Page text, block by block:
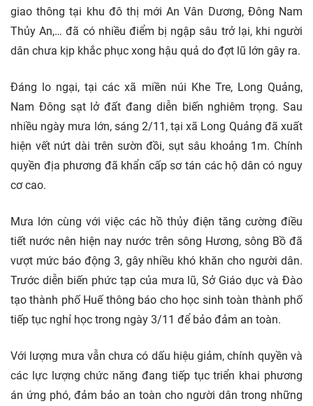
giao thông tại khu đô thị mới An Vân Dương, Đông Nam
Thủy An,… đã có nhiều điểm bị ngập sâu trở lại, khi người
dân chưa kịp khắc phục xong hậu quả do đợt lũ lớn gây ra.
Đáng lo ngại, tại các xã miền núi Khe Tre, Long Quảng,
Nam Đông sạt lở đất đang diễn biến nghiêm trọng. Sau
nhiều ngày mưa lớn, sáng 2/11, tại xã Long Quảng đã xuất
hiện vết nứt dài trên sườn đồi, sụt sâu khoảng 1m. Chính
quyền địa phương đã khẩn cấp sơ tán các hộ dân có nguy
cơ cao.
Mưa lớn cùng với việc các hồ thủy điện tăng cường điều
tiết nước nên hiện nay nước trên sông Hương, sông Bồ đã
vượt mức báo động 3, gây nhiều khó khăn cho người dân.
Trước diễn biến phức tạp của mưa lũ, Sở Giáo dục và Đào
tạo thành phố Huế thông báo cho học sinh toàn thành phố
tiếp tục nghỉ học trong ngày 3/11 để bảo đảm an toàn.
Với lượng mưa vẫn chưa có dấu hiệu giảm, chính quyền và
các lực lượng chức năng đang tiếp tục triển khai phương
án ứng phó, đảm bảo an toàn cho người dân trong những